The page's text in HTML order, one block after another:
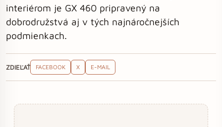
interiérom je GX 460 pripravený na
dobrodružstvá aj v tých najnáročnejších
podmienkach.
ZDIEĽAŤ FACEBOOK X E-MAIL